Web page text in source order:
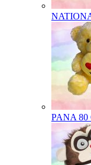
PANA 80